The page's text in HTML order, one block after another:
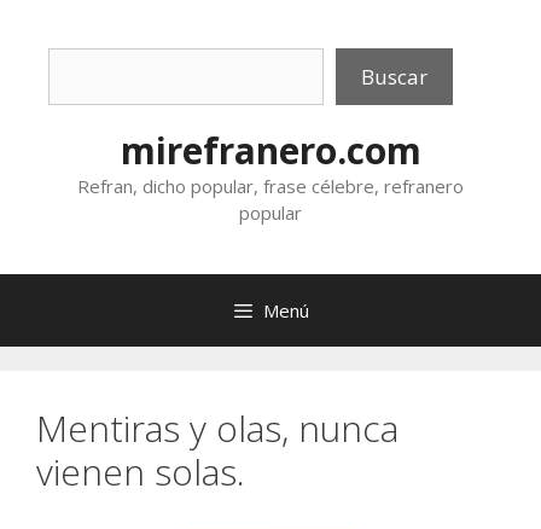
Buscar
mirefranero.com
Refran, dicho popular, frase célebre, refranero
popular
Menú
Mentiras y olas, nunca
vienen solas.